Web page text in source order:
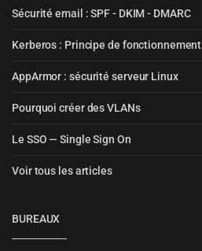
Sécurité email : SPF - DKIM - DMARC
Kerberos : Principe de fonctionnement
AppArmor : sécurité serveur Linux
Pourquoi créer des VLANs
Le SSO — Single Sign On
Voir tous les articles
BUREAUX